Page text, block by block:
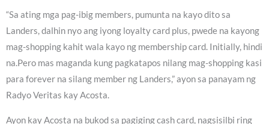
“Sa ating mga pag-ibig members, pumunta na kayo dito sa
Landers, dalhin nyo ang iyong loyalty card plus, pwede na kayong
mag-shopping kahit wala kayo ng membership card. Initially, hindi
na.Pero mas maganda kung pagkatapos nilang mag-shopping kasi
para forever na silang member ng Landers,” ayon sa panayam ng
Radyo Veritas kay Acosta.
Ayon kay Acosta na bukod sa pagiging cash card, nagsisilbi ring